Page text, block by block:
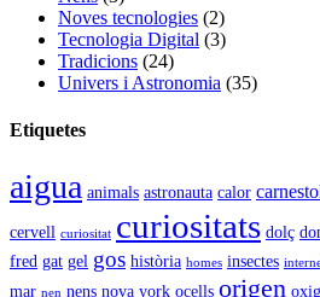
Noves tecnologies (2)
Tecnologia Digital (3)
Tradicions (24)
Univers i Astronomia (35)
Etiquetes
aigua animals astronauta calor
cervell curiositat curiositats dolç
fred gat gel gos història homes insectes
mar nen nens nova york ocells origen